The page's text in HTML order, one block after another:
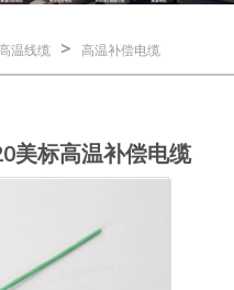
温线缆 > 高温补偿电缆
美标高温补偿电缆